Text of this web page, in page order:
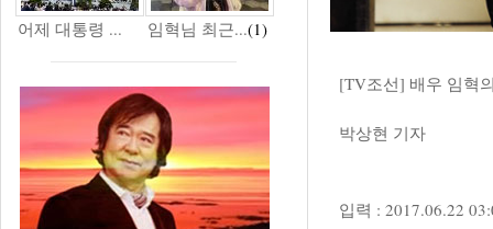
어제 대통령 ... 임혁님 최근...(1)
[TV조선] 배우 임혁
박상현 기자
입력 : 2017.06.22